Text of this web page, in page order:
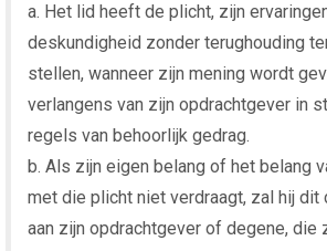
a. Het lid heeft de plicht, zijn
deskundigheid zonder terughouding
stellen, wanneer zijn mening wordt
verlangens van zijn opdrachtgever in
regels van behoorlijk gedrag.
b. Als zijn eigen belang of het belang
met die plicht niet verdraagt, zal hij dit
aan zijn opdrachtgever of degene, die